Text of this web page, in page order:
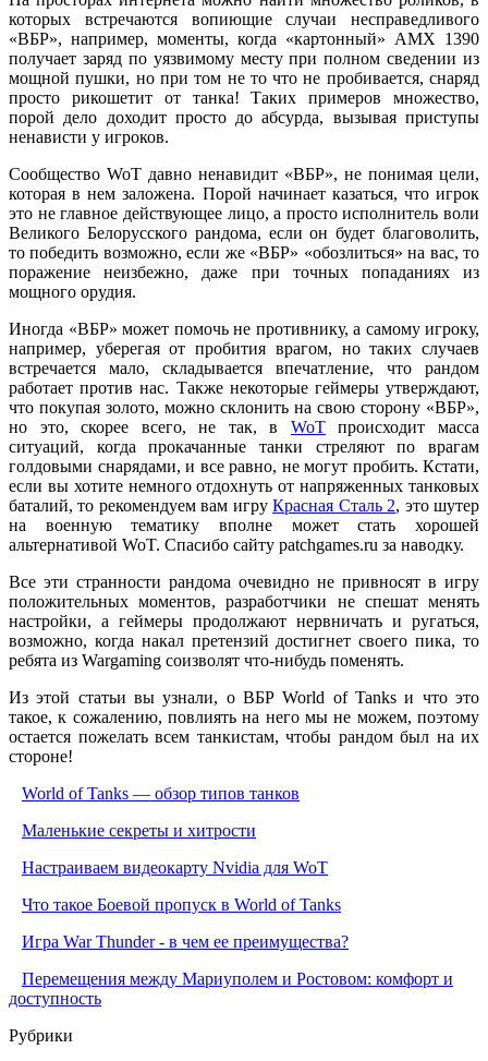
которых встречаются вопиющие случаи несправедливого
«ВБР», например, моменты, когда «картонный» АМХ 1390
получает заряд по уязвимому месту при полном сведении из
мощной пушки, но при том не то что не пробивается, снаряд
просто рикошетит от танка! Таких примеров множество,
порой дело доходит просто до абсурда, вызывая приступы
ненависти у игроков.
Сообщество WoT давно ненавидит «ВБР», не понимая цели,
которая в нем заложена. Порой начинает казаться, что игрок
это не главное действующее лицо, а просто исполнитель воли
Великого Белорусского рандома, если он будет благоволить,
то победить возможно, если же «ВБР» «обозлиться» на вас, то
поражение неизбежно, даже при точных попаданиях из
мощного орудия.
Иногда «ВБР» может помочь не противнику, а самому игроку,
например, уберегая от пробития врагом, но таких случаев
встречается мало, складывается впечатление, что рандом
работает против нас. Также некоторые геймеры утверждают,
что покупая золото, можно склонить на свою сторону «ВБР»,
но это, скорее всего, не так, в WoTпроисходит масса
ситуаций, когда прокачанные танки стреляют по врагам
голдовыми снарядами, и все равно, не могут пробить. Кстати,
если вы хотите немного отдохнуть от напряженных танковых
баталий, то рекомендуем вам игруКрасная Сталь 2, это шутер
на военную тематику вполне может стать хорошей
альтернативой WoT. Спасибо сайту patchgames.ru за наводку.
Все эти странности рандома очевидно не привносят в игру
положительных моментов, разработчики не спешат менять
настройки, а геймеры продолжают нервничать и ругаться,
возможно, когда накал претензий достигнет своего пика, то
ребята из Wargaming соизволят что-нибудь поменять.
Из этой статьи вы узнали, о ВБР World of Tanks и что это
такое, к сожалению, повлиять на него мы не можем, поэтому
остается пожелать всем танкистам, чтобы рандом был на их
стороне!
World of Tanks — обзор типов танков
Маленькие секреты и хитрости
Настраиваем видеокарту Nvidia для WoT
Что такое Боевой пропуск в World of Tanks
Игра War Thunder - в чем ее преимущества?
Перемещения между Мариуполем и Ростовом: комфорт и
доступность
Рубрики